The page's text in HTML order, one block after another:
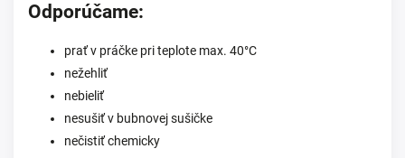
Odporúčame:
prať v práčke pri teplote max. 40°C
nežehliť
nebieliť
nesušiť v bubnovej sušičke
nečistiť chemicky